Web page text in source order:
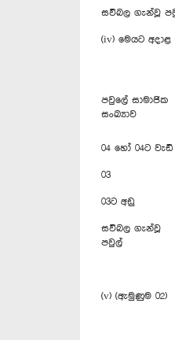
සවිබල ගැන්වූ
(iv) මෙයට
පවුලේ සාමාජික
සංඛ්‍යාව
04 හෝ 04ට වැඩි
03
03ට අඩු
සවිබල ගැන්වූ
පවුල්
(v) (ඇමුණුම 02)